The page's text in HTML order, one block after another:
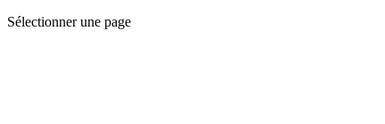
Sélectionner une page